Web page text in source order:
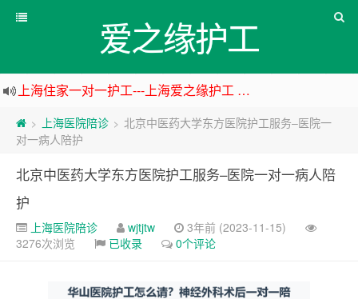
爱之缘护工
上海住家一对一护工---上海爱之缘护工 18202153150
上海专业医院一对一24小时护工---上海爱之缘护工 18202153150
> 上海医院陪诊 > 北京中医药大学东方医院护工服务–医院一
对一病人陪护
北京中医药大学东方医院护工服务–医院一对一病人陪
护
上海医院陪诊 wjtjtw
3年前 (2023-11-15)
3276次浏览
已收录 0个评论